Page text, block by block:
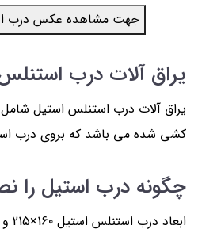
جهت مشاهده عکس درب
یراق آلات درب
یراق آلات درب استنلس استیل
کشی شده می باشد که بروی درب
چگونه درب استیل را